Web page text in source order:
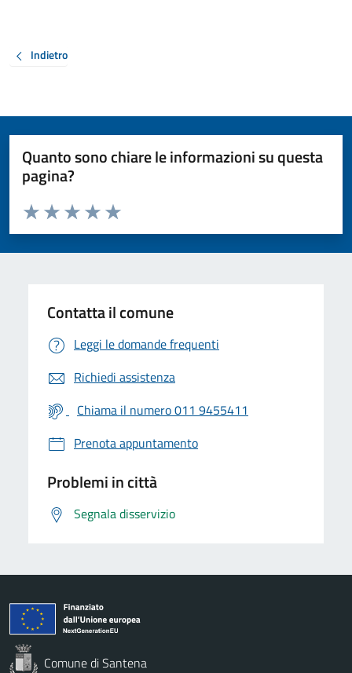
Indietro
Quanto sono chiare le informazioni su questa
pagina?
Valuta da 1 a 5 stelle la pagina
Valuta 5 stelle su 5
Valuta 4 stelle su 5
Valuta 3 stelle su 5
Valuta 2 stelle su 5
Valuta 1 stelle su 5
Contatta il comune
Leggi le domande frequenti
Richiedi assistenza
Chiama il numero 011 9455411
Prenota appuntamento
Problemi in città
Segnala disservizio
Comune di Santena